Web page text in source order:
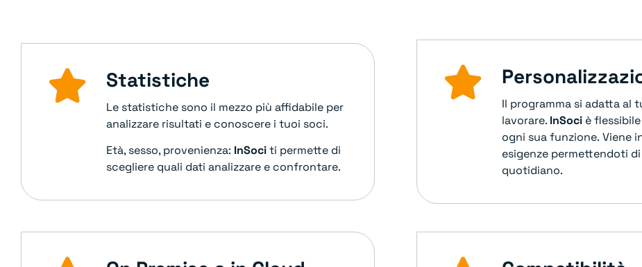
Statistiche
Le statistiche sono il mezzo più affidabile per
analizzare risultati e conoscere i tuoi soci.
Età, sesso, provenienza: InSociti permette di
scegliere quali dati analizzare e confrontare.
Il programma si adatta al
lavorare. InSoci è
ogni sua funzione.Viene
esigenze permettendoti
quotidiano.